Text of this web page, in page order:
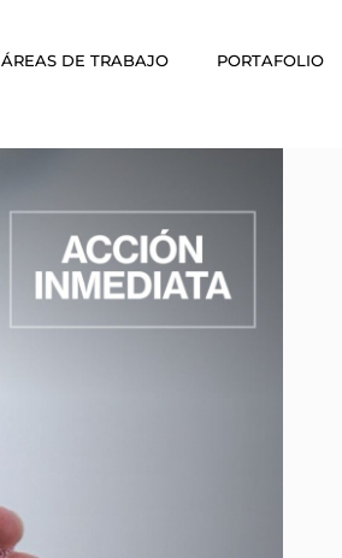
ÁREAS DE TRABAJO PORTAFOLIO